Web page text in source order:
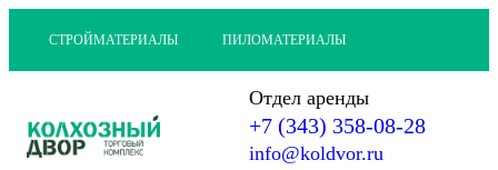
СТРОЙМАТЕРИАЛЫ ПИЛОМАТЕРИАЛЫ
Отдел аренды
+7 (343) 358-08-28
info@koldvor.ru